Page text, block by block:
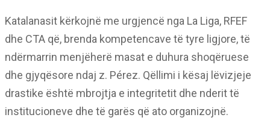
Katalanasit kërkojnë me urgjencë nga La Liga, RFEF
dhe CTA që, brenda kompetencave të tyre ligjore, të
ndërmarrin menjëherë masat e duhura shoqëruese
dhe gjyqësore ndaj z. Pérez. Qëllimi i kësaj lëvizjeje
drastike është mbrojtja e integritetit dhe nderit të
institucioneve dhe të garës që ato organizojnë.